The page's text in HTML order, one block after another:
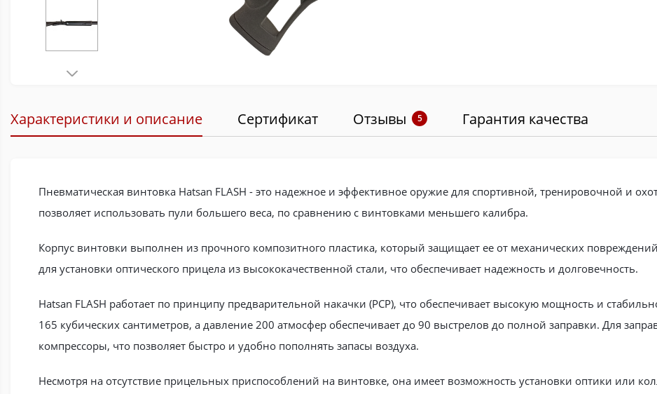
Характеристики и описание Сертификат Отзывы 5 Гарантия качества
Пневматическая винтовка Hatsan FLASH - это надежное и эффективное оружие для спортивной, тренировочной и
позволяет использовать пули большего веса, по сравнению с винтовками меньшего калибра.
Корпус винтовки выполнен из прочного композитного пластика, который защищает ее от механических
для установки оптического прицела из высококачественной стали, что обеспечивает надежность и долговечность.
Hatsan FLASH работает по принципу предварительной накачки (PCP), что обеспечивает высокую мощность и
165 кубических сантиметров, а давление 200 атмосфер обеспечивает до 90 выстрелов до полной заправки. Для
компрессоры, что позволяет быстро и удобно пополнять запасы воздуха.
Несмотря на отсутствие прицельных приспособлений на винтовке, она имеет возможность установки оптики или